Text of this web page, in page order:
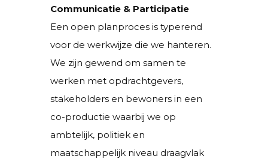
Communicatie & Participatie
Een open planproces is typerend
voor de werkwijze die we hanteren.
We zijn gewend om samen te
werken met opdrachtgevers,
stakeholders en bewoners in een
co-productie waarbij we op
ambtelijk, politiek en
maatschappelijk niveau draagvlak